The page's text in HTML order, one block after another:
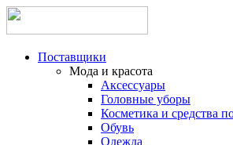
Поставщики
Мода и красота
Аксессуары
Головные уборы
Косметика и средства
Обувь
Одежда